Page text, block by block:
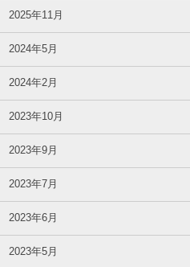
2025年11月
2024年5月
2024年2月
2023年10月
2023年9月
2023年7月
2023年6月
2023年5月